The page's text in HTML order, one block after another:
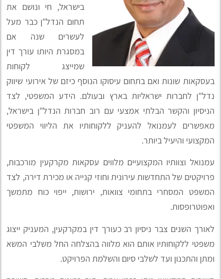
בישראל, חי ונושם את
תחום הנדל"ן כבר מעל
לעשרים שנה אם
במסגרת היותו עורך דין
שמייצג לקוחות
בעסקאות שונות ואם בתחום עיסוקו הנוסף כיזם של אירועי שיווק
נדל"ן לחברות ישראליות בארץ ובעולם. הידע המשפטי, לצד
הניסיון והקשר הבלתי אמצעי עם רוב חברות הנדל"ן בישראל,
מאפשרים לעמנואל להעניק ללקוחותיו את הליווי המשפטי
המקצועי והיעיל ביותר.
עמנואל וצוותיו המקצועיים מלווים עסקאות מקרקעין מורכבות,
פרויקטים של התחדשות עירונית וחוזי קנייה או מכירת דירה, לצד
המשפט המסחרי בתחומי צוואות, ירושות, ייפוי כוח מתמשך
ואפוטרופסות.
לאורך השנים צבר ניסיון רב כעורך דין במקרקעין, המעניק ייצוג
משפטי ללקוחותיו אותם הוא מלווה בהצלחה החל משלבי המשא
ומתן והתכנון ועד לשלבי סיום והשלמת הפרויקט.